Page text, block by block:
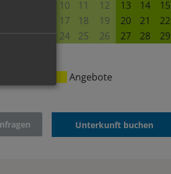
10 11 12 13 14
15
17 18 19 20 21
22
23
24 25 26 27 28
29
Angebote
Unterkunft buchen